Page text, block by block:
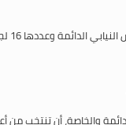
الدائمة وعددها 16 لجنة
والخاصة، أن تنتخب من